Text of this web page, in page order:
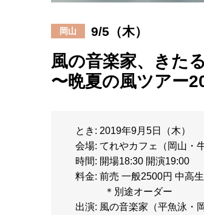
岡山 9/5（木）
風の音楽家、きたる
〜晩夏の風ツアー
とき: 2019年9月5日（木）
会場: てれやカフェ（岡山・牛
時間: 開場18:30 開演19:00
料金: 前売 一般2500円 中高
＊別途オーダー
出演: 風の音楽家（平魚泳・